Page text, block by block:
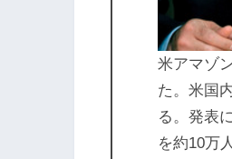
米アマゾ
た。米国
る。発表
を約10万